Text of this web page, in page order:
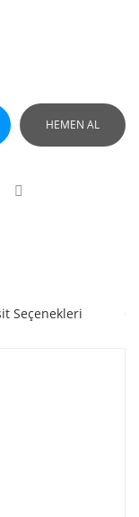
HEMEN AL
Seçenekleri